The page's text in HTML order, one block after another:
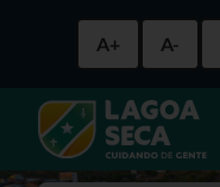
A+ A-